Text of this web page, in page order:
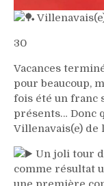
30
Vacances
pour beaucoup,
fois été un franc
présents… Donc
Villenavais(e) de
Un joli tour
comme résultat